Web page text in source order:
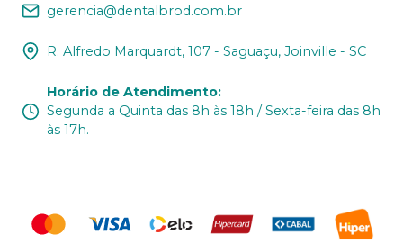
gerencia@dentalbrod.com.br
R. Alfredo Marquardt, 107 - Saguaçu, Joinville - SC
Horário de Atendimento:
Segunda a Quinta das 8h às 18h / Sexta-feira das 8h
às 17h.